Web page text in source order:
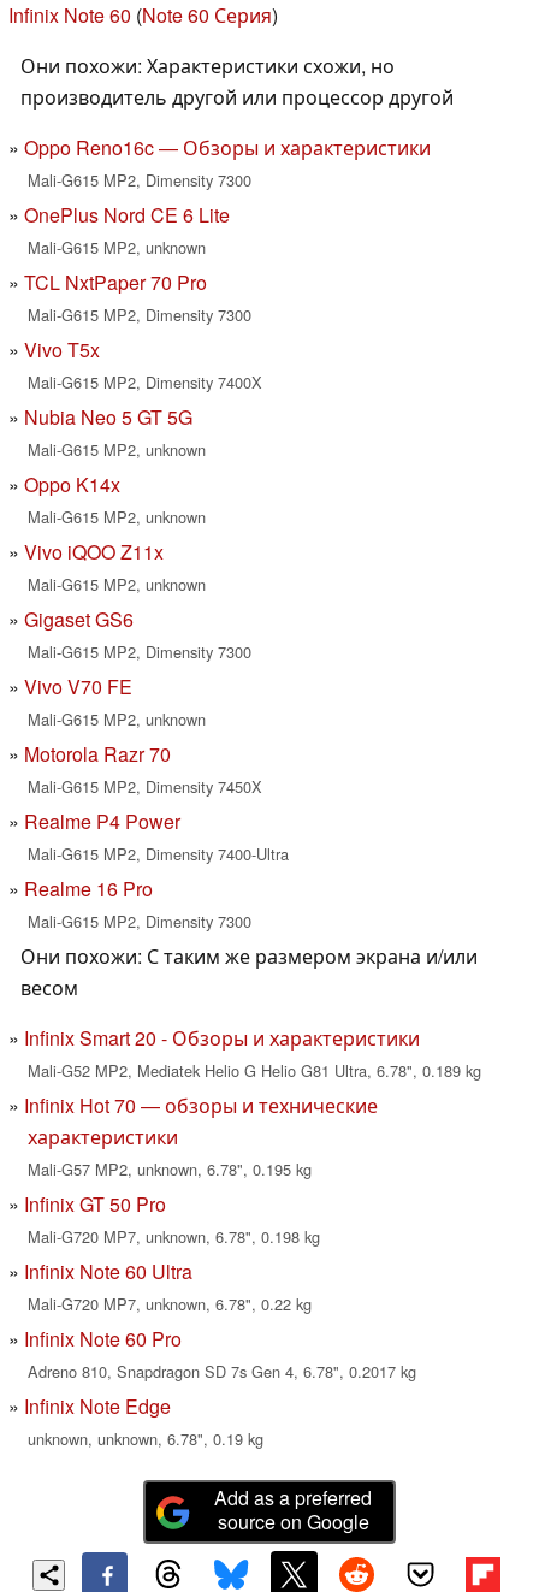
Infinix Note 60 (Note 60 Серия)
Они похожи: Характеристики схожи, но
производитель другой или процессор другой
Oppo Reno16c — Обзоры и характеристики
Mali-G615 MP2, Dimensity 7300
OnePlus Nord CE 6 Lite
Mali-G615 MP2, unknown
TCL NxtPaper 70 Pro
Mali-G615 MP2, Dimensity 7300
Vivo T5x
Mali-G615 MP2, Dimensity 7400X
Nubia Neo 5 GT 5G
Mali-G615 MP2, unknown
Oppo K14x
Mali-G615 MP2, unknown
Vivo iQOO Z11x
Mali-G615 MP2, unknown
Gigaset GS6
Mali-G615 MP2, Dimensity 7300
Vivo V70 FE
Mali-G615 MP2, unknown
Motorola Razr 70
Mali-G615 MP2, Dimensity 7450X
Realme P4 Power
Mali-G615 MP2, Dimensity 7400-Ultra
Realme 16 Pro
Mali-G615 MP2, Dimensity 7300
Они похожи: С таким же размером экрана и/или
весом
Infinix Smart 20 - Обзоры и характеристики
Mali-G52 MP2, Mediatek Helio G Helio G81 Ultra, 6.78", 0.189 kg
Infinix Hot 70 — обзоры и технические
характеристики
Mali-G57 MP2, unknown, 6.78", 0.195 kg
Infinix GT 50 Pro
Mali-G720 MP7, unknown, 6.78", 0.198 kg
Infinix Note 60 Ultra
Mali-G720 MP7, unknown, 6.78", 0.22 kg
Infinix Note 60 Pro
Adreno 810, Snapdragon SD 7s Gen 4, 6.78", 0.2017 kg
Infinix Note Edge
unknown, unknown, 6.78", 0.19 kg
Add as a preferred
source on Google